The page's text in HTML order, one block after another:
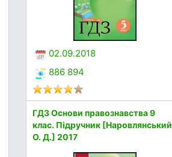
02.09.2018
886 894
ГДЗ Основи правознавства 9
клас. Підручник [Наровлянський
О. Д.] 2017